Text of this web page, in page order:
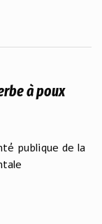
à poux
publique de la